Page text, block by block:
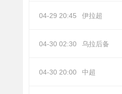
04-29 20:45 伊拉超
04-30 02:30 乌拉后备
04-30 20:00 中超